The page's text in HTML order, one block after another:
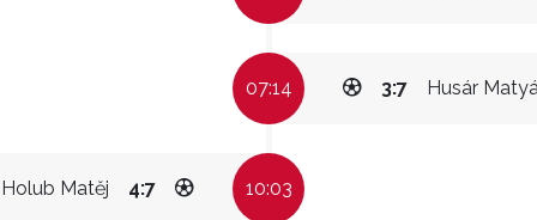
07:14 Husár
3:7
Holub Matěj 4:7 10:03